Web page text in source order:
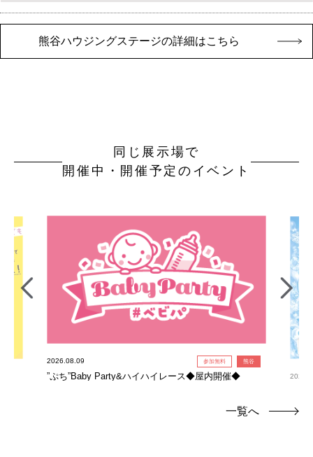
熊谷ハウジングステージの詳細はこちら
同じ展示場で
開催中・開催予定のイベント
2026.08.09 参加無料 熊谷
”ぷち”Baby Party&ハイハイレース◆屋内開催◆
一覧へ